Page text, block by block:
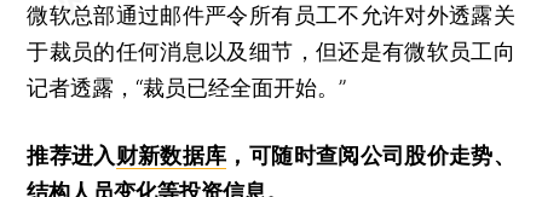
微软总部通过邮件严令所有员工不允许对外透露关
于裁员的任何消息以及细节，但还是有微软员工向
记者透露，“裁员已经全面开始。”
推荐进入财新数据库 ，可随时查阅公司股价走势、
结构人员变化等投资信息。